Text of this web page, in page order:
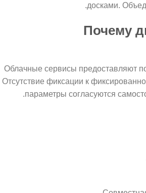
досками.
Почему
Облачные сервисы предоставляют
Отсутствие фиксации к
параметры согласуются